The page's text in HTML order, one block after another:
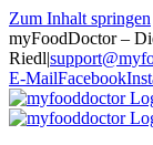
Zum Inhalt springen
myFoodDoctor –
Riedl|
E-MailFacebook